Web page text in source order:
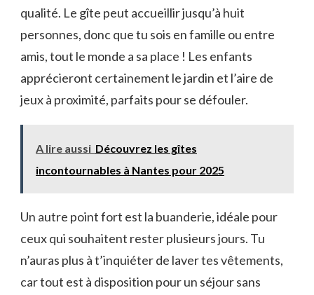
qualité. Le gîte peut accueillir jusqu’à huit
personnes, donc que tu sois en famille ou entre
amis, tout le monde a sa place ! Les enfants
apprécieront certainement le jardin et l’aire de
jeux à proximité, parfaits pour se défouler.
A lire aussi Découvrez les gîtes
incontournables à Nantes pour 2025
Un autre point fort est la buanderie, idéale pour
ceux qui souhaitent rester plusieurs jours. Tu
n’auras plus à t’inquiéter de laver tes vêtements,
car tout est à disposition pour un séjour sans